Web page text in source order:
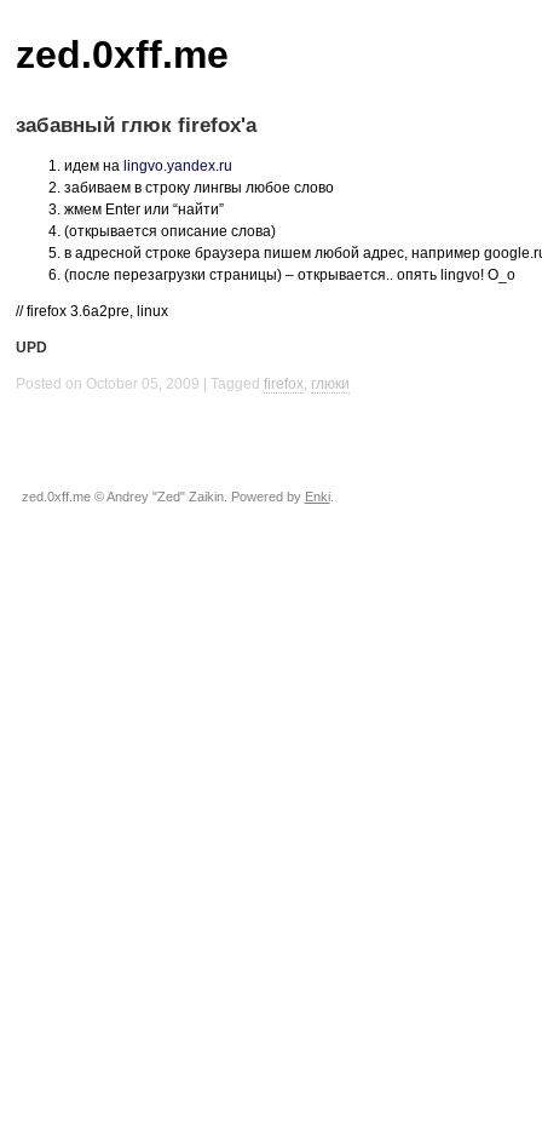
zed.0xff.me
забавный глюк firefox'а
идем на lingvo.yandex.ru
забиваем в строку лингвы любое слово
жмем Enter или “найти”
(открывается описание слова)
в адресной строке браузера пишем любой адрес, например
(после перезагрузки страницы) – открывается.. опять lingvo! O_o
// firefox 3.6a2pre, linux
UPD
Posted on October 05, 2009 Tagged firefox, глюки
zed.0xff.me © Andrey "Zed" Zaikin. Powered by Enki.